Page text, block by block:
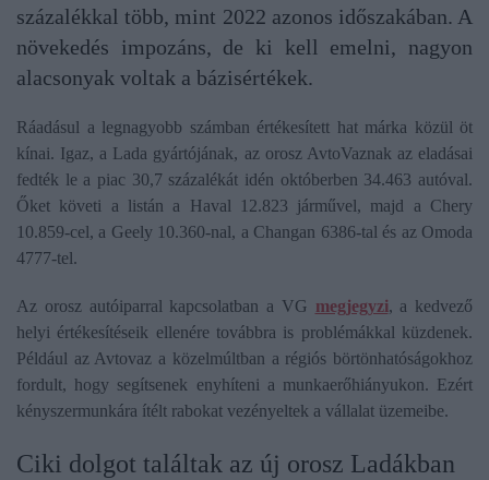
százalékkal több, mint 2022 azonos időszakában. A
növekedés impozáns, de ki kell emelni, nagyon
alacsonyak voltak a bázisértékek.
Ráadásul a legnagyobb számban értékesített hat márka közül öt
kínai. Igaz, a Lada gyártójának, az orosz AvtoVaznak az eladásai
fedték le a piac 30,7 százalékát idén októberben 34.463 autóval.
Őket követi a listán a Haval 12.823 járművel, majd a Chery
10.859-cel, a Geely 10.360-nal, a Changan 6386-tal és az Omoda
4777-tel.
Az orosz autóiparral kapcsolatban a VG megjegyzi, a kedvező
helyi értékesítéseik ellenére továbbra is problémákkal küzdenek.
Például az Avtovaz a közelmúltban a régiós börtönhatóságokhoz
fordult, hogy segítsenek enyhíteni a munkaerőhiányukon. Ezért
kényszermunkára ítélt rabokat vezényeltek a vállalat üzemeibe.
Ciki dolgot találtak az új orosz Ladákban